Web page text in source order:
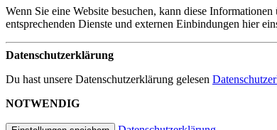
Wenn Sie eine Website besuchen, kann diese
entsprechenden Dienste und externen Einbindungen hier
Datenschutzerklärung
Du hast unsere Datenschutzerklärung gelesen
NOTWENDIG